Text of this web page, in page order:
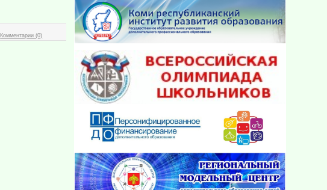
Комментарии (0)